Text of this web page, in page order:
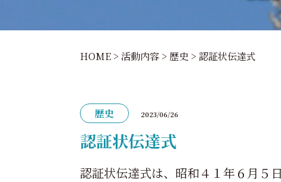
HOME >活動内容 > 歴史 >認証状伝達式
歴史 2023/06/26
認証状伝達式
認証状伝達式は、昭和４１年６月